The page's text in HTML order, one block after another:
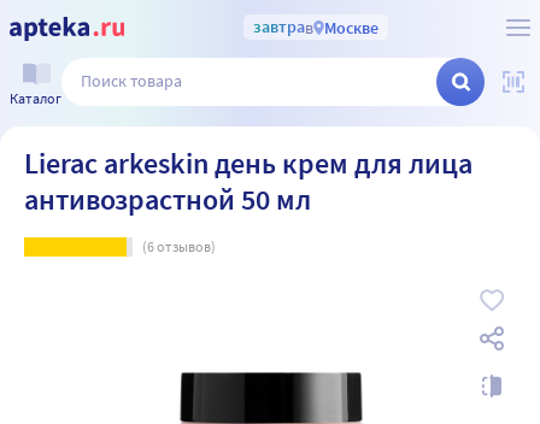
завтрав Москве
Каталог
Lierac arkeskin день крем для лица
антивозрастной 50 мл
(6отзывов)